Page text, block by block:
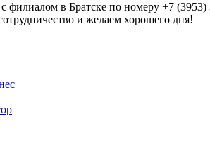
филиалом в Братске по номеру +7 (3953)
и желаем хорошего дня!